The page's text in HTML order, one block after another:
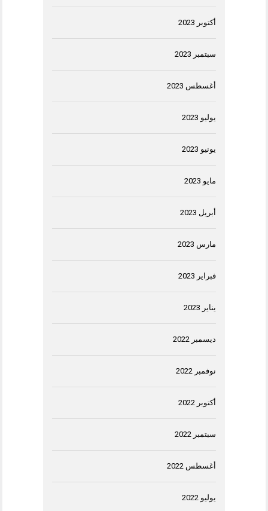
أكتوبر 2023
سبتمبر 2023
أغسطس 2023
يوليو 2023
يونيو 2023
مايو 2023
أبريل 2023
مارس 2023
فبراير 2023
يناير 2023
ديسمبر 2022
نوفمبر 2022
أكتوبر 2022
سبتمبر 2022
أغسطس 2022
يوليو 2022